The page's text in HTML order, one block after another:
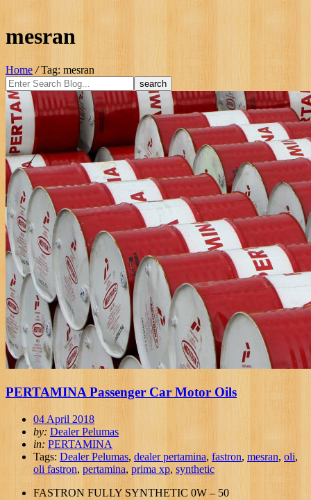
mesran
Home / Tag: mesran
PERTAMINA Passenger Car Motor Oils
04 April 2018
by: Dealer Pelumas
in: PERTAMINA
Tags: Dealer Pelumas, dealer pertamina, fastron, mesran,oli,
oli fastron, pertamina, prima xp, synthetic
FASTRON FULLY SYNTHETIC 0W – 50